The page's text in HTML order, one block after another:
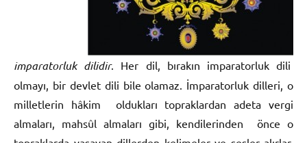
imparatorluk dilidir. Her dil, bırakın imparatorluk dili
olmayı, bir devlet dili bile olamaz. İmparatorluk dilleri, o
milletlerin hâkim oldukları topraklardan adeta vergi
almaları, mahsûl almaları gibi, kendilerinden önce o